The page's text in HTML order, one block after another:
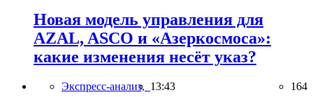
Новая модель управления для
AZAL, ASCO и «Азеркосмоса»:
какие изменения несёт указ?
Экспресс-анализ, 13:43 164